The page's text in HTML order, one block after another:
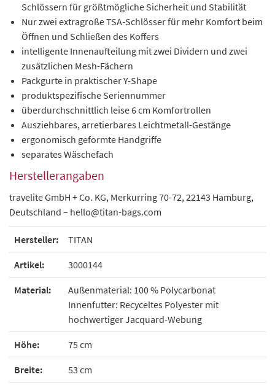
Schlössern für größtmögliche Sicherheit und Stabilität
Nur zwei extragroße TSA-Schlösser für mehr Komfort beim
Öffnen und Schließen des Koffers
intelligente Innenaufteilung mit zwei Dividern und zwei
zusätzlichen Mesh-Fächern
Packgurte in praktischer Y-Shape
produktspezifische Seriennummer
überdurchschnittlich leise 6 cm Komfortrollen
Ausziehbares, arretierbares Leichtmetall-Gestänge
ergonomisch geformte Handgriffe
separates Wäschefach
Herstellerangaben
travelite GmbH + Co. KG, Merkurring 70-72, 22143 Hamburg,
Deutschland – hello@titan-bags.com
Hersteller: TITAN
Artikel: 3000144
Material:
Außenmaterial: 100 % Polycarbonat
Innenfutter: Recyceltes Polyester mit
hochwertiger Jacquard-Webung
Höhe: 75 cm
Breite: 53 cm